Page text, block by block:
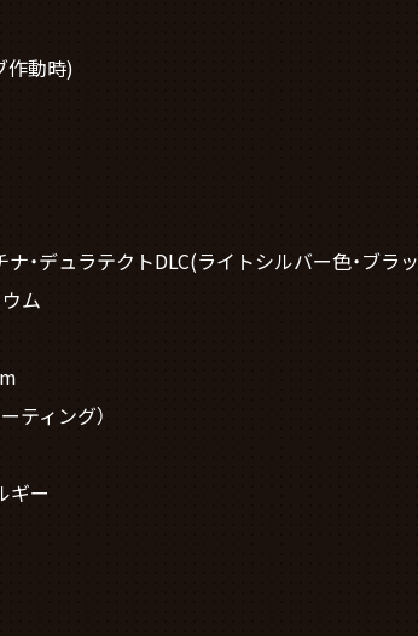
作動時)
・デュラテクトDLC(ライトシルバー色・ブラ
ム
ティング）
ギー